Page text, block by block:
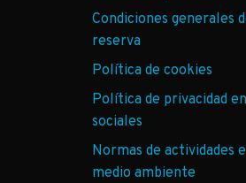
Condiciones generales
reserva
Política de cookies
Política de privacidad
sociales
Normas de actividades
medio ambiente